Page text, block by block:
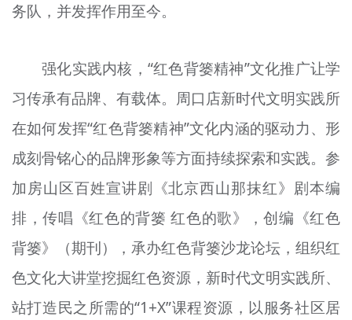
务队，并发挥作用至今。
强化实践内核，“红色背篓精神”文化推广让学
习传承有品牌、有载体。周口店新时代文明实践所
在如何发挥“红色背篓精神”文化内涵的驱动力、形
成刻骨铭心的品牌形象等方面持续探索和实践。参
加房山区百姓宣讲剧《北京西山那抹红》剧本编
排，传唱《红色的背篓 红色的歌》，创编《红色
背篓》（期刊），承办红色背篓沙龙论坛，组织红
色文化大讲堂挖掘红色资源，新时代文明实践所、
站打造民之所需的“1+X”课程资源，以服务社区居